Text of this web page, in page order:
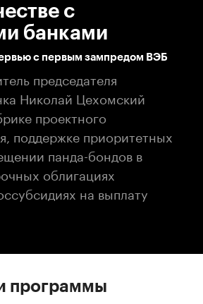
с
банками
с первым зампредом ВЭБ
председателя
Николай Цехомский
проектного
поддержке приоритетных
панда-бондов в
облигациях
на выплату
программы